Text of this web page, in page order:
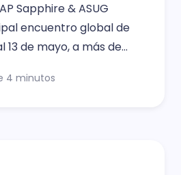
Sapphire & ASUG
encuentro global de
13 de mayo, a más de
4 minutos